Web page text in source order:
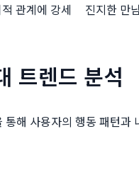
관계에 강세 진지한 만
트렌드 분석
해 사용자의 행동 패턴